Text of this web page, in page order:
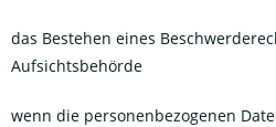
das Bestehen eines
Aufsichtsbehörde
wenn die personenbezogenen